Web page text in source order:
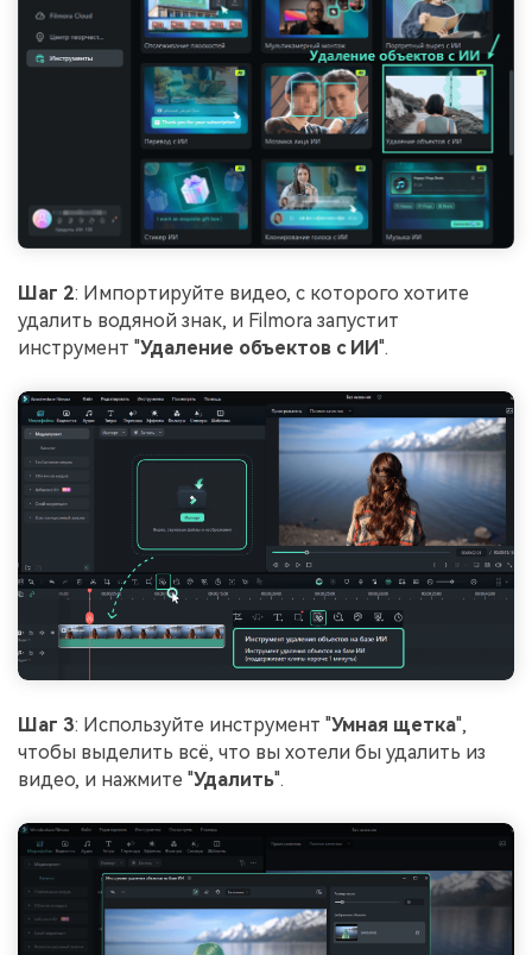
Шаг 2: Импортируйте видео, с которого хотите
удалить водяной знак, и Filmora запустит
инструмент "Удаление объектов с ИИ".
Шаг 3: Используйте инструмент "Умная щетка",
чтобы выделить всё, что вы хотели бы удалить из
видео, и нажмите "Удалить".